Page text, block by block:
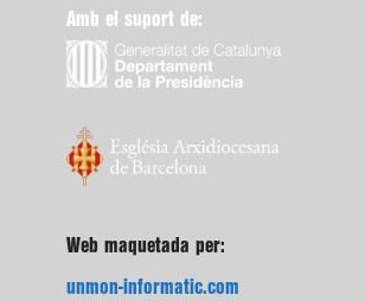
Amb el suport de:
Web maquetada per:
unmon-informatic.com